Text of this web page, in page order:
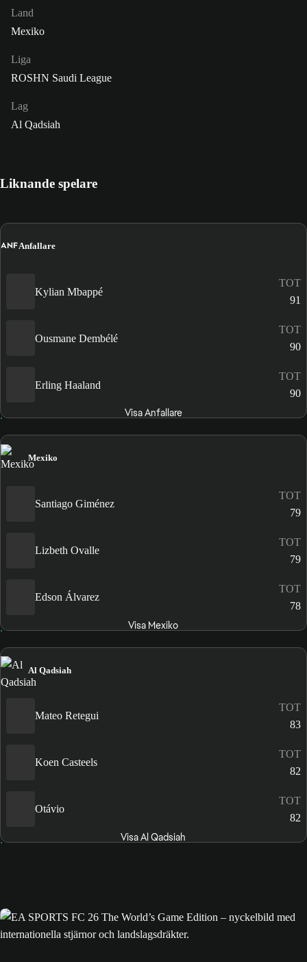
Land
Mexiko
Liga
ROSHN Saudi League
Lag
Al Qadsiah
Liknande spelare
ANFAnfallare
Kylian Mbappé
TOT
91
Ousmane Dembélé
TOT
90
Erling Haaland
TOT
90
Visa Anfallare
Mexiko
Santiago Giménez
TOT
79
Lizbeth Ovalle
TOT
79
Edson Álvarez
TOT
78
Visa Mexiko
Al Qadsiah
Mateo Retegui
TOT
83
Koen Casteels
TOT
82
Otávio
TOT
82
Visa Al Qadsiah